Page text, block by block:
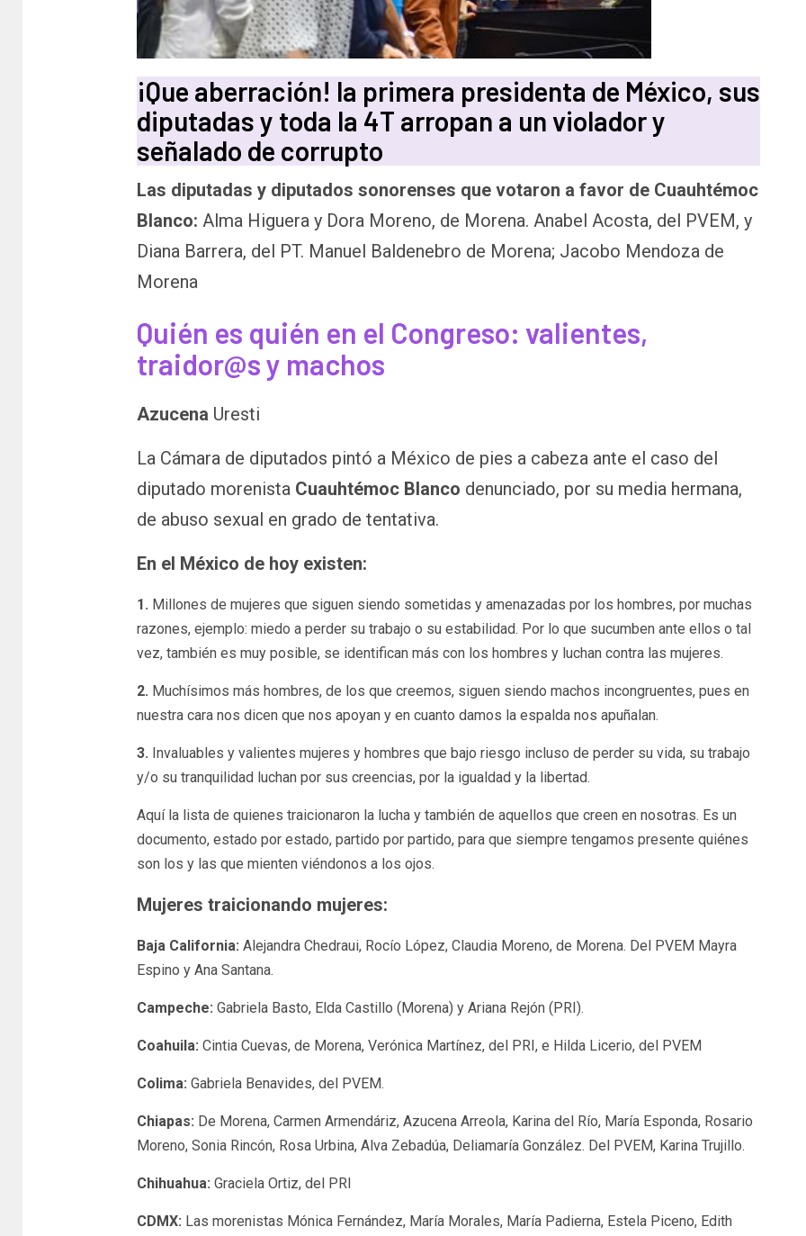
¡Que aberración! la primera presidenta de México, sus
diputadas y toda la 4T arropan a un violador y
señalado de corrupto
Las diputadas y diputados sonorenses que votaron a favor de Cuauhtémoc
Blanco: Alma Higuera y Dora Moreno, de Morena. Anabel Acosta, del PVEM, y
Diana Barrera, del PT. Manuel Baldenebro de Morena; Jacobo Mendoza de
Morena
Quién es quién en el Congreso: valientes,
traidor@s y machos
Azucena Uresti
La Cámara de diputados pintó a México de pies a cabeza ante el caso del
diputado morenista Cuauhtémoc Blanco denunciado, por su media hermana,
de abuso sexual en grado de tentativa.
En el México de hoy existen:
1. Millones de mujeres que siguen siendo sometidas y amenazadas por los hombres, por muchas
razones, ejemplo: miedo a perder su trabajo o su estabilidad. Por lo que sucumben ante ellos o tal
vez, también es muy posible, se identifican más con los hombres y luchan contra las mujeres.
2. Muchísimos más hombres, de los que creemos, siguen siendo machos incongruentes, pues en
nuestra cara nos dicen que nos apoyan y en cuanto damos la espalda nos apuñalan.
3. Invaluables y valientes mujeres y hombres que bajo riesgo incluso de perder su vida, su trabajo
y/o su tranquilidad luchan por sus creencias, por la igualdad y la libertad.
Aquí la lista de quienes traicionaron la lucha y también de aquellos que creen en nosotras. Es un
documento, estado por estado, partido por partido, para que siempre tengamos presente quiénes
son los y las que mienten viéndonos a los ojos.
Mujeres traicionando mujeres:
Baja California: Alejandra Chedraui, Rocío López, Claudia Moreno, de Morena. Del PVEM Mayra
Espino y Ana Santana.
Campeche: Gabriela Basto, Elda Castillo (Morena) y Ariana Rejón (PRI).
Coahuila: Cintia Cuevas, de Morena, Verónica Martínez, del PRI, e Hilda Licerio, del PVEM
Colima: Gabriela Benavides, del PVEM.
Chiapas: De Morena, Carmen Armendáriz, Azucena Arreola, Karina del Río, María Esponda, Rosario
Moreno, Sonia Rincón, Rosa Urbina, Alva Zebadúa, Deliamaría González. Del PVEM, Karina Trujillo.
Chihuahua: Graciela Ortiz, del PRI
CDMX: Las morenistas Mónica Fernández, María Morales, María Padierna, Estela Piceno, Edith